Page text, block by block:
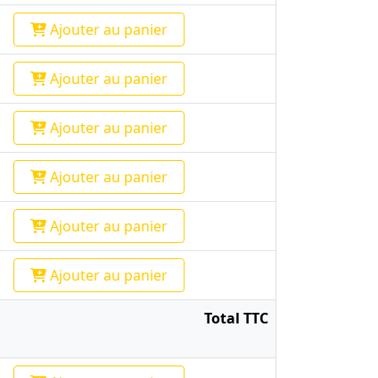
Ajouterau panier
Ajouterau panier
Ajouterau panier
Ajouterau panier
Ajouterau panier
Ajouterau panier
Total TTC